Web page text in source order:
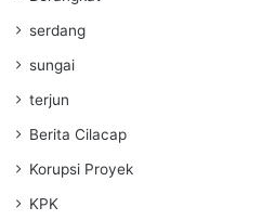
serdang
sungai
terjun
Berita Cilacap
Korupsi Proyek
KPK